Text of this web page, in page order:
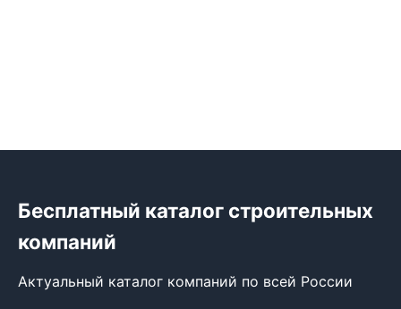
Бесплатный каталог строительных
компаний
Актуальный каталог компаний по всей России